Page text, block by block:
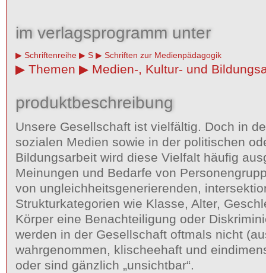
im verlagsprogramm unter
Schriftenreihe S Schriften zur Medienpädagogik
Themen Medien-, Kultur- und
produktbeschreibung
Unsere Gesellschaft ist vielfältig. Doch in
sozialen Medien sowie in der politischen
Bildungsarbeit wird diese Vielfalt häufig
Meinungen und Bedarfe von
von ungleichheitsgenerierenden,
Strukturkategorien wie Klasse, Alter,
Körper eine Benachteiligung oder
werden in der Gesellschaft oftmals nicht
wahrgenommen, klischeehaft und
oder sind gänzlich „unsichtbar“.